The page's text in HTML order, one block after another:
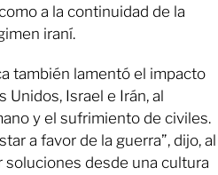
a la continuidad de la
iraní.
también lamentó el impacto
Israel e Irán, al
y el sufrimiento de civiles.
a favor de la guerra”, dijo, al
desde una cultura